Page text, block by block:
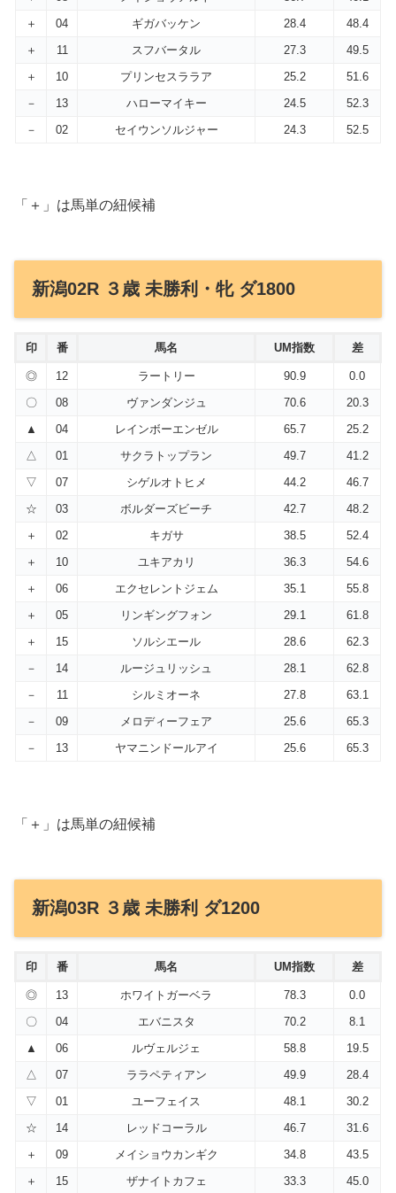
＋
04 ギガバッケン 28.4
48.4
＋
11 スフバータル 27.3
49.5
＋
10 プリンセスララア 25.2
51.6
－
13 ハローマイキー 24.5
52.3
－
02 セイウンソルジャー 24.3 52.5
「＋」は馬単の紐候補
新潟02R ３歳 未勝利・牝 ダ1800
印 番 馬名 UM指数 差
◎ 12 ラートリー 90.9
0.0
〇
08 ヴァンダンジュ 70.6
20.3
▲
04 レインボーエンゼル 65.7
25.2
△
01 サクラトップラン 49.7
41.2
▽
07 シゲルオトヒメ 44.2
46.7
☆
03 ボルダーズビーチ 42.7
48.2
＋
02 キガサ 38.5
52.4
＋
10 ユキアカリ 36.3
54.6
＋
06 エクセレントジェム 35.1
55.8
＋
05 リンギングフォン 29.1
61.8
＋
15 ソルシエール 28.6
62.3
－
14 ルージュリッシュ 28.1
62.8
－
11 シルミオーネ 27.8
63.1
－
09 メロディーフェア 25.6
65.3
－
13 ヤマニンドールアイ 25.6 65.3
「＋」は馬単の紐候補
新潟03R ３歳 未勝利 ダ1200
印 番 馬名 UM指数 差
◎ 13 ホワイトガーベラ 78.3
0.0
〇
04 エバニスタ 70.2
8.1
▲
06 ルヴェルジェ 58.8
19.5
△
07 ララペティアン 49.9
28.4
▽
01 ユーフェイス 48.1
30.2
☆
14 レッドコーラル 46.7
31.6
＋
09 メイショウカンギク 34.8
43.5
＋
15 ザナイトカフェ 33.3 45.0